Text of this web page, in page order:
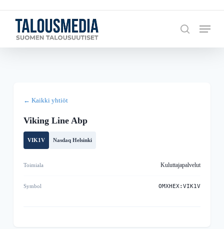
content
search
Menu
← Kaikki yhtiöt
Viking Line Abp
VIK1V Nasdaq Helsinki
Toimiala Kuluttajapalvelut
Symbol OMXHEX:VIK1V